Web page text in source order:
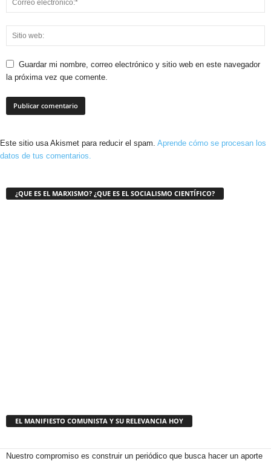
Guardar mi nombre, correo electrónico y sitio web en este navegador
la próxima vez que comente.
Este sitio usa Akismet para reducir el spam. Aprende cómo se procesan los
datos de tus comentarios.
¿QUE ES EL MARXISMO? ¿QUE ES EL SOCIALISMO CIENTÍFICO?
EL MANIFIESTO COMUNISTA Y SU RELEVANCIA HOY
Nuestro compromiso es construir un periódico que busca hacer un aporte